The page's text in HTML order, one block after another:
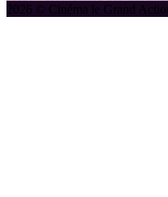
2026 © Cinéma le Grand